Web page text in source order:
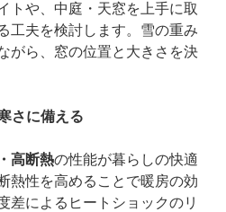
トや、中庭・天窓を上手に取
工夫を検討します。雪の重み
がら、窓の位置と大きさを決
さに備える
高断熱の性能が暮らしの快適
熱性を高めることで暖房の効
差によるヒートショックのリ